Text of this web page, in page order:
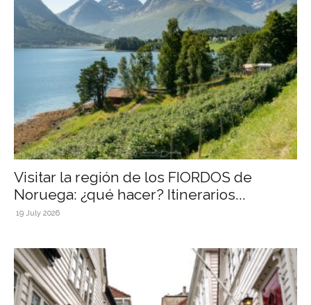
Visitar la región de los FIORDOS de
Noruega: ¿qué hacer? Itinerarios...
19 July 2026